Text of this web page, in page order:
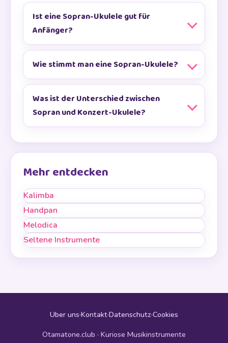
Ist eine Sopran-Ukulele gut für
Anfänger?
Wie stimmt man eine Sopran-Ukulele?
Was ist der Unterschied zwischen
Sopran und Konzert-Ukulele?
Mehr entdecken
Kalimba
Handpan
Melodica
Seltene Instrumente
Uber uns·Kontakt·Datenschutz·Cookies
Otamatone.club · Kuriose Musikinstrumente